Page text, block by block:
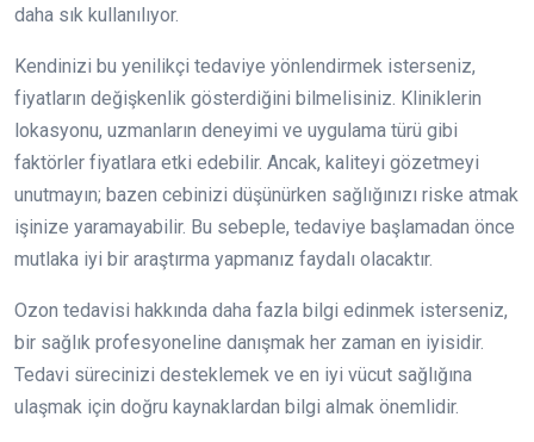
daha sık kullanılıyor.
Kendinizi bu yenilikçi tedaviye yönlendirmek isterseniz,
fiyatların değişkenlik gösterdiğini bilmelisiniz. Kliniklerin
lokasyonu, uzmanların deneyimi ve uygulama türü gibi
faktörler fiyatlara etki edebilir. Ancak, kaliteyi gözetmeyi
unutmayın; bazen cebinizi düşünürken sağlığınızı riske atmak
işinize yaramayabilir. Bu sebeple, tedaviye başlamadan önce
mutlaka iyi bir araştırma yapmanız faydalı olacaktır.
Ozon tedavisi hakkında daha fazla bilgi edinmek isterseniz,
bir sağlık profesyoneline danışmak her zaman en iyisidir.
Tedavi sürecinizi desteklemek ve en iyi vücut sağlığına
ulaşmak için doğru kaynaklardan bilgi almak önemlidir.